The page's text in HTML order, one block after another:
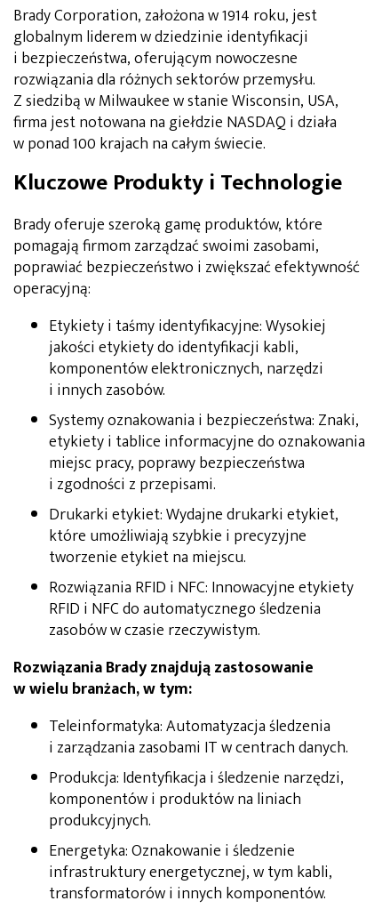
Brady Corporation, założona w 1914 roku, jest
globalnym liderem w dziedzinie identyfikacji
i bezpieczeństwa, oferującym nowoczesne
rozwiązania dla różnych sektorów przemysłu.
Z siedzibą w Milwaukee w stanie Wisconsin, USA,
firma jest notowana na giełdzie NASDAQ i działa
w ponad 100 krajach na całym świecie.
Kluczowe Produkty i Technologie
Brady oferuje szeroką gamę produktów, które
pomagają firmom zarządzać swoimi zasobami,
poprawiać bezpieczeństwo i zwiększać efektywność
operacyjną:
Etykiety i taśmy identyfikacyjne: Wysokiej
jakości etykiety do identyfikacji kabli,
komponentów elektronicznych, narzędzi
i innych zasobów.
Systemy oznakowania i bezpieczeństwa: Znaki,
etykiety i tablice informacyjne do oznakowania
miejsc pracy, poprawy bezpieczeństwa
i zgodności z przepisami.
Drukarki etykiet: Wydajne drukarki etykiet,
które umożliwiają szybkie i precyzyjne
tworzenie etykiet na miejscu.
Rozwiązania RFID i NFC: Innowacyjne etykiety
RFID i NFC do automatycznego śledzenia
zasobów w czasie rzeczywistym.
Rozwiązania Brady znajdują zastosowanie
w wielu branżach, w tym:
Teleinformatyka: Automatyzacja śledzenia
i zarządzania zasobami IT w centrach danych.
Produkcja: Identyfikacja i śledzenie narzędzi,
komponentów i produktów na liniach
produkcyjnych.
Energetyka: Oznakowanie i śledzenie
infrastruktury energetycznej, w tym kabli,
transformatorów i innych komponentów.